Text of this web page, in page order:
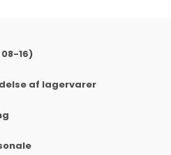
16)
af lagervarer